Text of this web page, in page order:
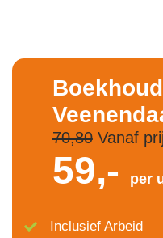
70,80Vanaf
59,- per
Inclusief Arbeid